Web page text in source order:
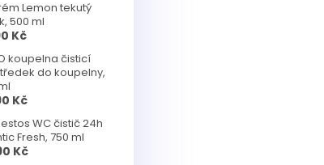
Lemon tekutý
500 ml
Kč
koupelna čisticí
do koupelny,
Kč
WC čistič 24h
Fresh, 750 ml
Kč